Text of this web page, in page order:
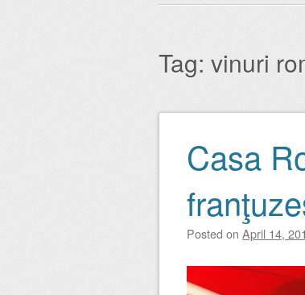
Tag: vinuri
Post
Casa
Posted on April 14,